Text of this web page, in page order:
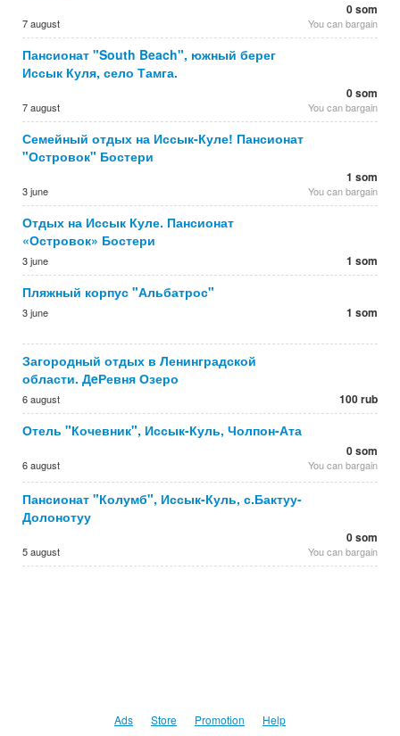
7 august
0 som
You can bargain
Пансионат "South Beach", южный берег
Иссык Куля, село Тамга.
7 august
0 som
You can bargain
Семейный отдых на Иссык-Куле! Пансионат
"Островок" Бостери
3 june
1 som
You can bargain
Отдых на Иссык Куле. Пансионат
«Островок» Бостери
3 june 1 som
Пляжный корпус "Альбатрос"
3 june 1 som
Загородный отдых в Ленинградской
области. ДeРевня Озеро
6 august 100 rub
Отель "Кочевник", Иссык-Куль, Чолпон-Ата
6 august
0 som
You can bargain
Пансионат "Колумб", Иссык-Куль, с.Бактуу-
Долонотуу
5 august
0 som
You can bargain
Ads Store Promotion Help